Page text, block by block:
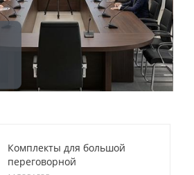
Комплекты для большой
переговорной